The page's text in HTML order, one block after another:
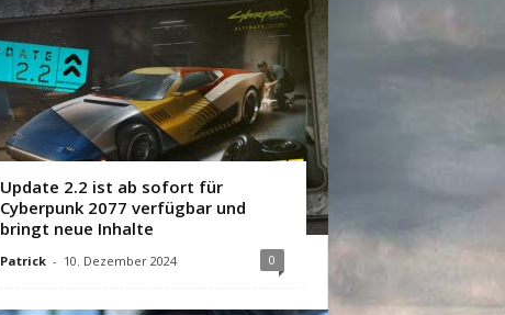
Update 2.2 ist ab sofort für
Cyberpunk 2077 verfügbar und
bringt neue Inhalte
Patrick - 10. Dezember 2024 0